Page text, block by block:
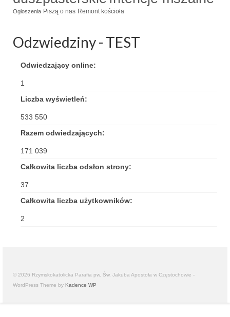
Standardy ochrony małoletnich
Ogłoszenia Piszą o nas Remont kościoła
Odzwiedziny - TEST
Odwiedzający online:
1
Liczba wyświetleń:
533 550
Razem odwiedzających:
171 039
Całkowita liczba odsłon strony:
37
Całkowita liczba użytkowników:
2
© 2026 Rzymskokatolicka Parafia pw. Św. Jakuba Apostoła w Częstochowie -
WordPress Theme by Kadence WP